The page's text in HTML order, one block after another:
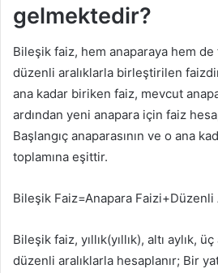
gelmektedir?
Bileşik faiz, hem anaparaya hem
düzenli aralıklarla birleştirilen
ana kadar biriken faiz, mevcut
ardından yeni anapara için faiz
Başlangıç ​​anaparasının ve o ana
toplamına eşittir.
Bileşik Faiz=Anapara Faizi+Düzenli
Bileşik faiz, yıllık(yıllık), altı aylık,
düzenli aralıklarla hesaplanır; Bir